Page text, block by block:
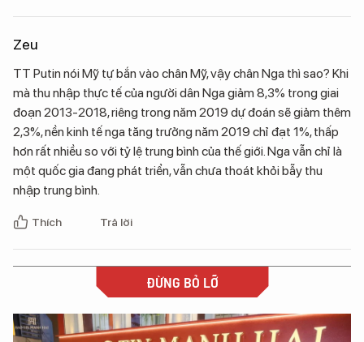
Zeu
TT Putin nói Mỹ tự bắn vào chân Mỹ, vậy chân Nga thì sao? Khi
mà thu nhập thực tế của người dân Nga giảm 8,3% trong giai
đoạn 2013-2018, riêng trong năm 2019 dự đoán sẽ giảm thêm
2,3%, nền kinh tế nga tăng trưởng năm 2019 chỉ đạt 1%, thấp
hơn rất nhiều so với tỷ lệ trung bình của thế giới. Nga vẫn chỉ là
một quốc gia đang phát triển, vẫn chưa thoát khỏi bẫy thu
nhập trung bình.
Thích Trả lời
ĐỪNG BỎ LỠ